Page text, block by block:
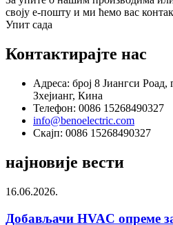
своју е-пошту и ми ћемо вас
Упит сада
Контактирајте нас
Адреса: број 8 Јиангси Роад,
Зхејианг, Кина
Телефон: 0086 15268490327
info@benoelectric.com
Скајп: 0086 15268490327
најновије вести
16.06.2026.
Добављачи HVAC опреме